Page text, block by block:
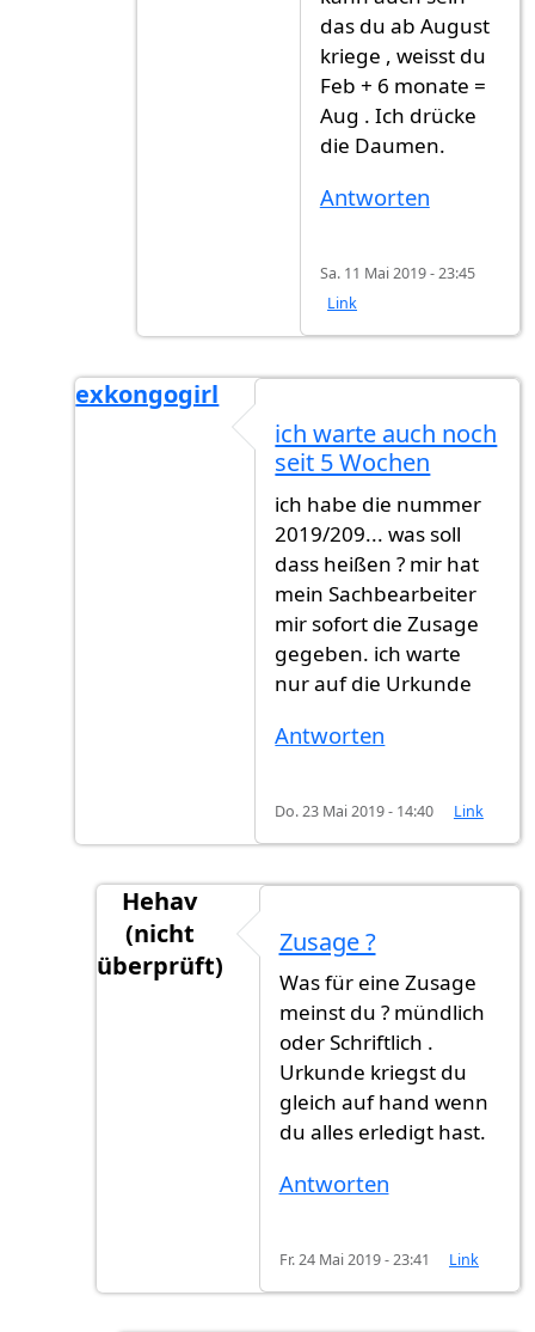
das du ab August
kriege , weisst du
Feb + 6 monate =
Aug . Ich drücke
die Daumen.
Antworten
Sa. 11 Mai 2019 - 23:45
Link
exkongogirl
Noch paar monat vonHehav
ich warte auch noch
seit 5 Wochen
ich habe die nummer
2019/209... was soll
dass heißen ? mir hat
mein Sachbearbeiter
mir sofort die Zusage
gegeben. ich warte
nur auf die Urkunde
Antworten
Do. 23 Mai 2019 - 14:40 Link
Hehav
(nicht
überprüft)
ich warte auch noch seit 5
Zusage ?
Was für eine Zusage
meinst du ? mündlich
oder Schriftlich .
Urkunde kriegst du
gleich auf hand wenn
du alles erledigt hast.
Antworten
Fr. 24 Mai 2019 - 23:41 Link